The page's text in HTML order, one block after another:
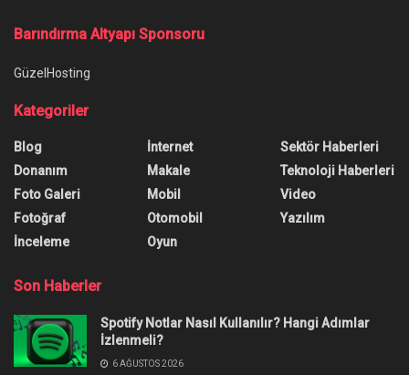
Barındırma Altyapı Sponsoru
GüzelHosting
Kategoriler
Blog
Donanım
Foto Galeri
Fotoğraf
İnceleme
İnternet
Makale
Mobil
Otomobil
Oyun
Sektör Haberleri
Teknoloji Haberleri
Video
Yazılım
Son Haberler
Spotify Notlar Nasıl Kullanılır? Hangi Adımlar
İzlenmeli?
6 AĞUSTOS 2026